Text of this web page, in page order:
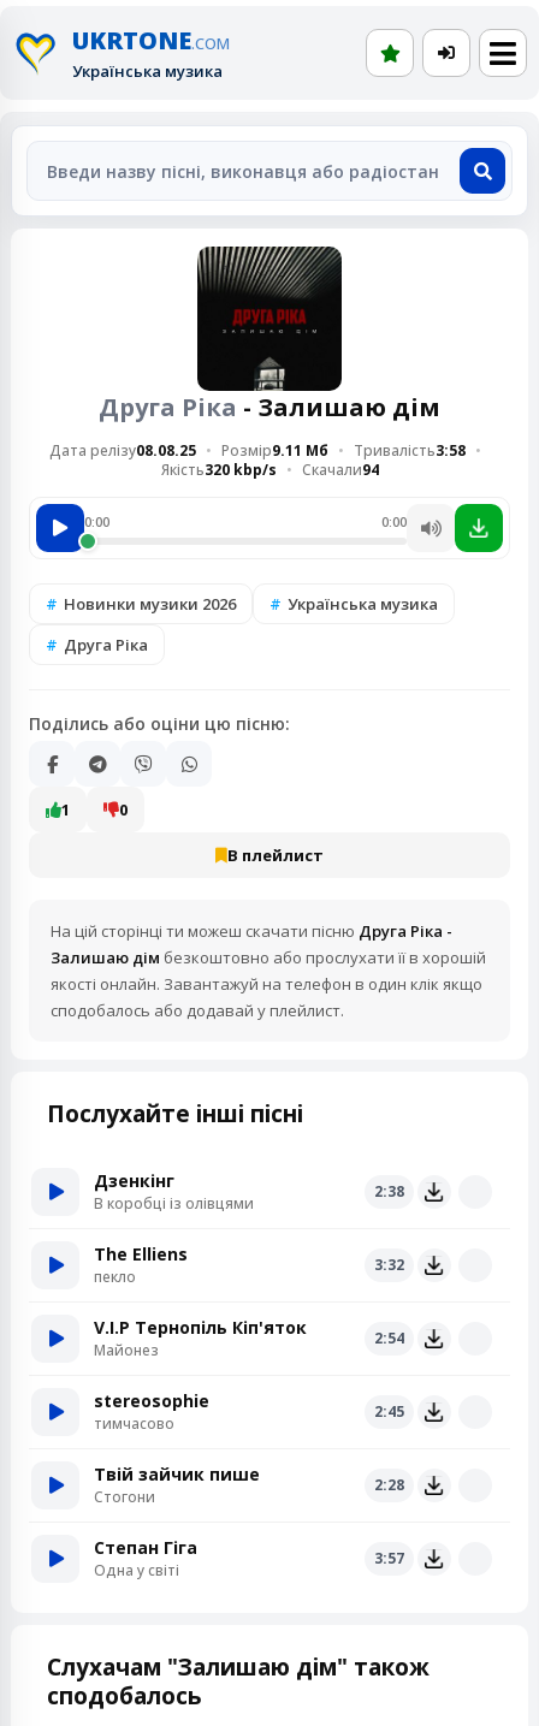
UKRTONE.COM
Українська музика
Друга Ріка - Залишаю дім
Дата релізу08.08.25 Розмір9.11 Мб Тривалість3:58
Якість320 kbp/s Скачали94
0:00 0:00
Новинки музики 2026
Українська музика
Друга Ріка
Поділись або оціни цю пісню:
1 0
В плейлист
На цій сторінці ти можеш скачати пісню Друга Ріка -
Залишаю дім безкоштовно або прослухати її в хорошій
якості онлайн. Завантажуй на телефон в один клік якщо
сподобалось або додавай у плейлист.
Послухайте інші пісні
Дзенкінг
В коробці із олівцями
2:38
The Elliens
пекло
3:32
V.I.P Тернопіль Кіп'яток
Майонез
2:54
stereosophie
тимчасово
2:45
Твій зайчик пише
Стогони
2:28
Степан Гіга
Одна у світі
3:57
Слухачам "Залишаю дім" також
сподобалось